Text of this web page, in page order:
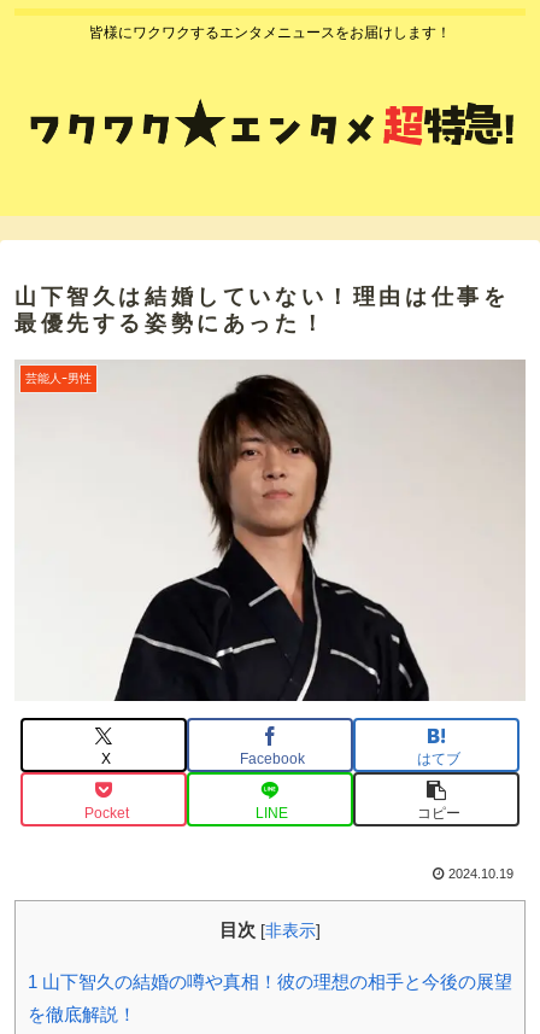
皆様にワクワクするエンタメニュースをお届けします！
山下智久は結婚していない！理由は仕事を
最優先する姿勢にあった！
芸能人ｰ男性
X Facebook はてブ
Pocket LINE コピー
2024.10.19
目次 [非表示]
1 山下智久の結婚の噂や真相！彼の理想の相手と今後の展望
を徹底解説！